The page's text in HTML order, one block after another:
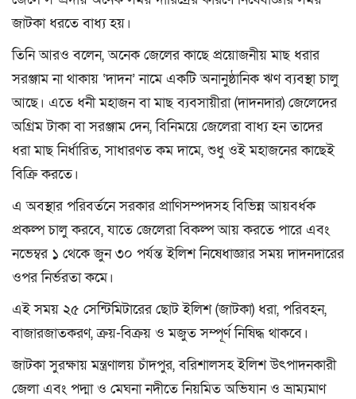
জাটকা ধরতে বাধ্য হয়।
তিনি আরও বলেন, অনেক জেলের কাছে প্রয়োজনীয় মাছ ধরার
সরঞ্জাম না থাকায় ‘দাদন’ নামে একটি অনানুষ্ঠানিক ঋণ ব্যবস্থা চালু
আছে। এতে ধনী মহাজন বা মাছ ব্যবসায়ীরা (দাদনদার) জেলেদের
অগ্রিম টাকা বা সরঞ্জাম দেন, বিনিময়ে জেলেরা বাধ্য হন তাদের
ধরা মাছ নির্ধারিত, সাধারণত কম দামে, শুধু ওই মহাজনের কাছেই
বিক্রি করতে।
এ অবস্থার পরিবর্তনে সরকার প্রাণিসম্পদসহ বিভিন্ন আয়বর্ধক
প্রকল্প চালু করবে, যাতে জেলেরা বিকল্প আয় করতে পারে এবং
নভেম্বর ১ থেকে জুন ৩০ পর্যন্ত ইলিশ নিষেধাজ্ঞার সময় দাদনদারের
ওপর নির্ভরতা কমে।
এই সময় ২৫ সেন্টিমিটারের ছোট ইলিশ (জাটকা) ধরা, পরিবহন,
বাজারজাতকরণ, ক্রয়-বিক্রয় ও মজুত সম্পূর্ণ নিষিদ্ধ থাকবে।
জাটকা সুরক্ষায় মন্ত্রণালয় চাঁদপুর, বরিশালসহ ইলিশ উৎপাদনকারী
জেলা এবং পদ্মা ও মেঘনা নদীতে নিয়মিত অভিযান ও ভ্রাম্যমাণ